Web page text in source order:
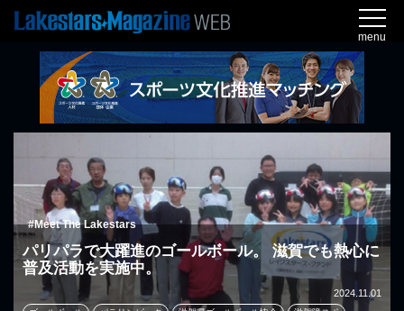
menu
#Meet The Lakestars
パリパラで大躍進のゴールボール。 滋賀でも熱心に
普及活動を実施中。
2024.11.01